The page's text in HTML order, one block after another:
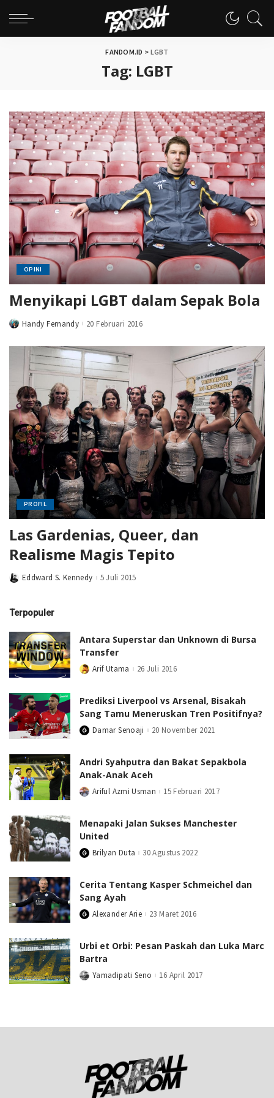
FANDOM.ID > LGBT
Tag: LGBT
OPINI
Menyikapi LGBT dalam Sepak Bola
PostedHandy Fernandy 20 Februari 2016
PROFIL
Las Gardenias, Queer, dan
Realisme Magis Tepito
PostedEddward S. Kennedy 5 Juli 2015
Terpopuler
Antara Superstar dan Unknown di Bursa
Transfer
PostedArif Utama 26 Juli 2016
Prediksi Liverpool vs Arsenal, Bisakah
Sang Tamu Meneruskan Tren Positifnya?
PostedDamar Senoaji 20 November 2021
Andri Syahputra dan Bakat Sepakbola
Anak-Anak Aceh
PostedAriful Azmi Usman 15 Februari 2017
Menapaki Jalan Sukses Manchester
United
PostedBrilyan Duta 30 Agustus 2022
Cerita Tentang Kasper Schmeichel dan
Sang Ayah
PostedAlexander Arie 23 Maret 2016
Urbi et Orbi: Pesan Paskah dan Luka Marc
Bartra
PostedYamadipati Seno 16 April 2017